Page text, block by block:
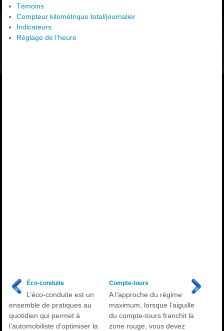
Témoins
Compteur kilométrique total/journalier
Indicateurs
Réglage de l’heure
Éco-conduite
L’éco-conduite est un
ensemble de pratiques au
quotidien qui permet à
l’automobiliste d’optimiser la
Compte-tours
A l’approche du régime
maximum, lorsque l’aiguille
du compte-tours franchit la
zone rouge, vous devez